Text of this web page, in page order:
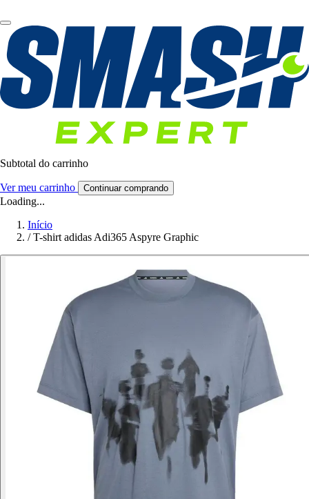
Subtotal do carrinho
Ver meu carrinho Continuar comprando
Loading...
Início
/ T-shirt adidas Adi365 Aspyre Graphic